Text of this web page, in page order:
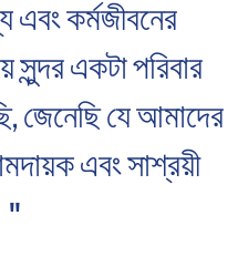
এবং কর্মজীবনের
একটা পরিবার
জেনেছি যে আমাদের
এবং সাশ্রয়ী
"